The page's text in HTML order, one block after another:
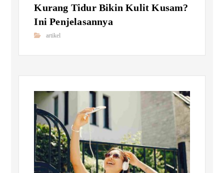
Kurang Tidur Bikin Kulit Kusam?
Ini Penjelasannya
artikel